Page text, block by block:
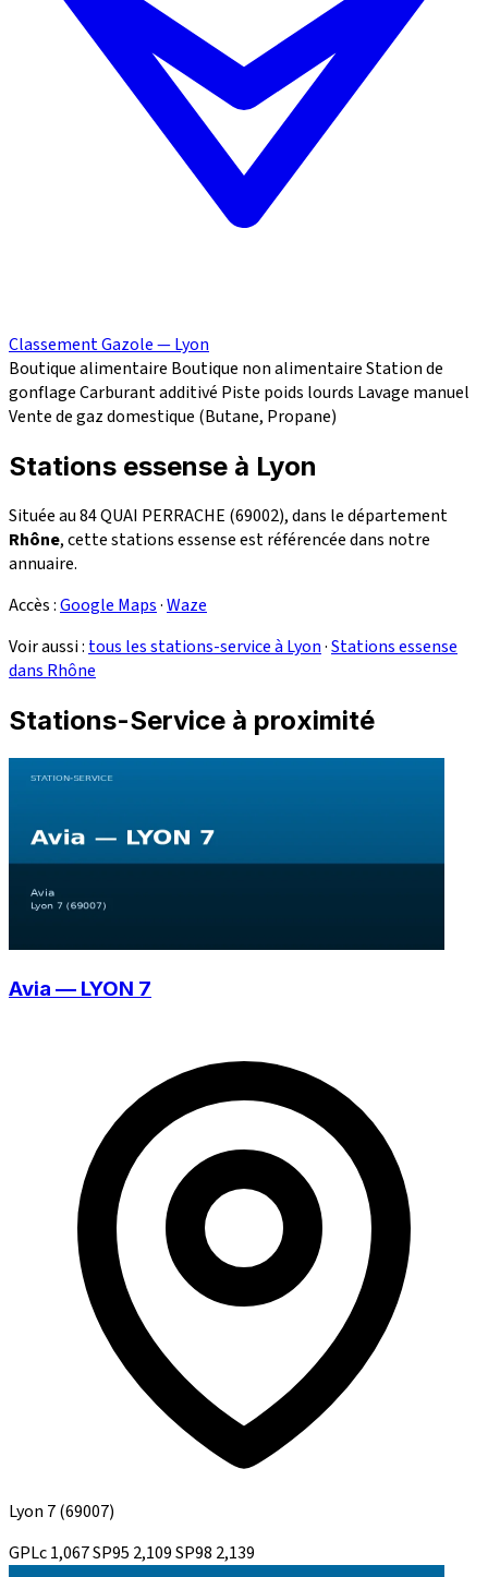
Classement Gazole — Lyon
Boutique alimentaire Boutique non alimentaireStation de
gonflageCarburant additivé Piste poids lourds Lavage manuel
Vente de gaz domestique (Butane, Propane)
Stations essense à Lyon
Située au 84 QUAI PERRACHE (69002), dans le département
Rhône, cette stations essense est référencée dans notre
annuaire.
Accès :Google Maps·Waze
Voir aussi : tous les stations-service à Lyon·Stations essense
dans Rhône
Stations-Service à proximité
Avia — LYON 7
Lyon 7(69007)
GPLc1,067SP95 2,109SP98 2,139